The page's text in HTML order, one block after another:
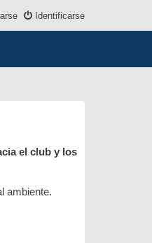
Identificarse
el club y los
ambiente.